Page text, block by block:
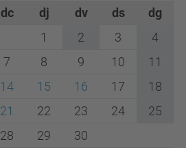
dc dj dv ds
dg
1
2 3
4
7 8 9 10
11
14 15 16 17
18
21 22 23 24
25
28 29 30